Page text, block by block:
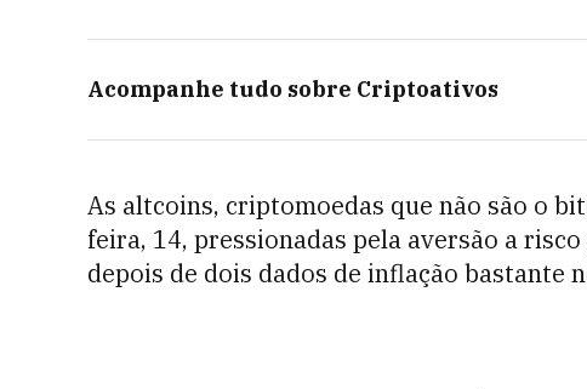
Acompanhe tudo sobre Criptoativos
As altcoins, criptomoedas que não são o
feira, 14, pressionadas pela aversão a
depois de dois dados de inflação bastante